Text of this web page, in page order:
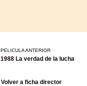
PELICULA ANTERIOR
1988 La verdad de la lucha
Volver a ficha director